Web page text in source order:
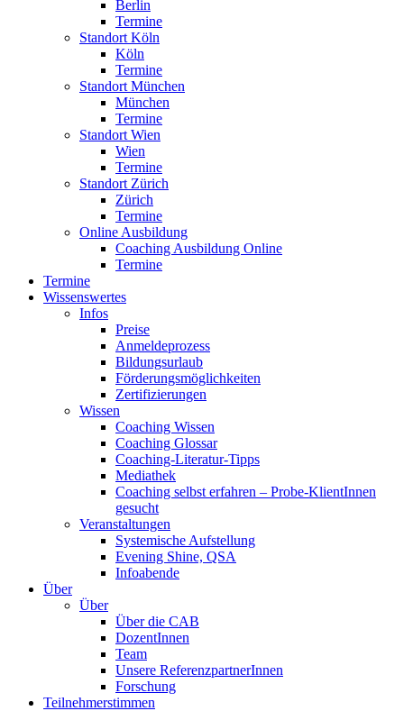
Berlin
Termine
Standort Köln
Köln
Termine
Standort München
München
Termine
Standort Wien
Wien
Termine
Standort Zürich
Zürich
Termine
Online Ausbildung
Coaching Ausbildung Online
Termine
Termine
Wissenswertes
Infos
Preise
Anmeldeprozess
Bildungsurlaub
Förderungsmöglichkeiten
Zertifizierungen
Wissen
Coaching Wissen
Coaching Glossar
Coaching-Literatur-Tipps
Mediathek
Coaching selbst erfahren – Probe-KlientInnen
gesucht
Veranstaltungen
Systemische Aufstellung
Evening Shine, QSA
Infoabende
Über
Über
Über die CAB
DozentInnen
Team
Unsere ReferenzpartnerInnen
Forschung
Teilnehmerstimmen